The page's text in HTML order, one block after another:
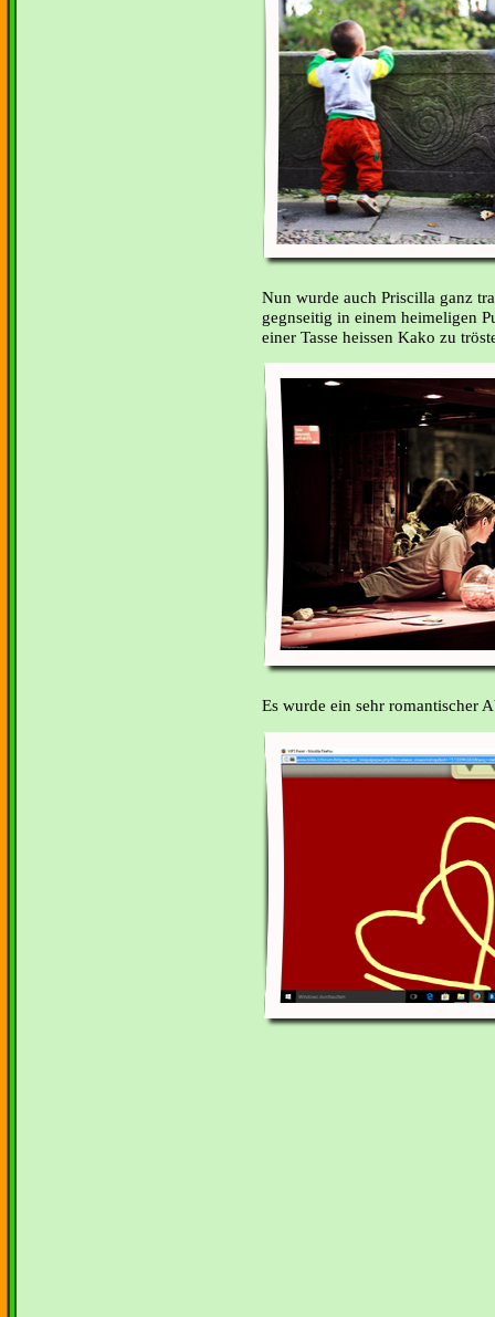
Nun wurde auch Priscilla ganz
gegnseitig in einem heimeligen
einer Tasse heissen Kako zu
Es wurde ein sehr romantischer